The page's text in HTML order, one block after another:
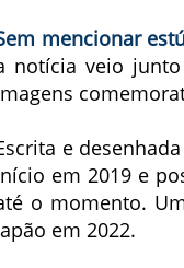
mencionar
notícia veio
e
em 2019 e
o momento.
em 2022.